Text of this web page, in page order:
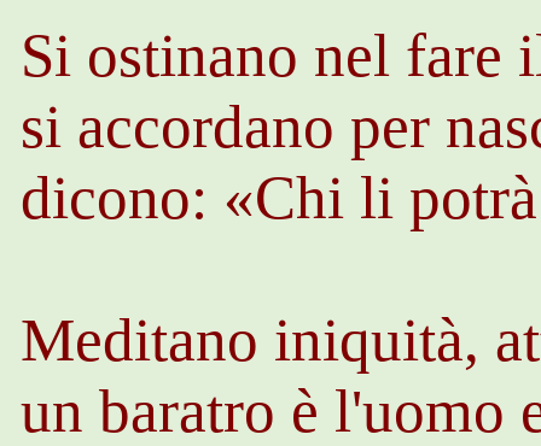
Si ostinano nel fare
si accordano per
dicono: «Chi li
Meditano iniquità,
un baratro è l'uomo